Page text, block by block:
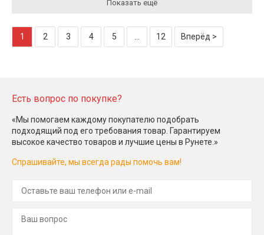
Показать ещё
1 2 3 4 5 12 Вперёд >
Есть вопрос по покупке?
«Мы помогаем каждому покупателю подобрать
подходящий под его требования товар. Гарантируем
высокое качество товаров и лучшие цены в Рунете.»
Спрашивайте, мы всегда рады помочь вам!